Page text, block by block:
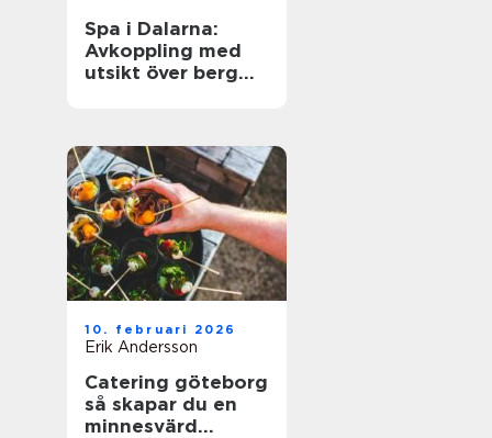
Spa i Dalarna:
Avkoppling med
utsikt över berg
10. februari 2026
Erik Andersson
Catering göteborg
så skapar du en
minnesvärd